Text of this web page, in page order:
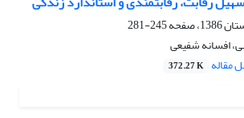
245-281
افسانه شفیعی
مقاله 372.27 K